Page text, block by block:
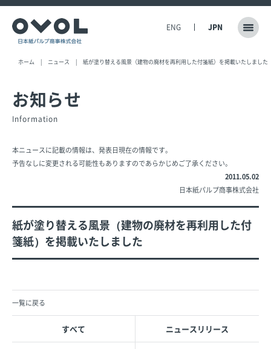
ENG JPN
ホーム ニュース 紙が塗り替える風景（建物の廃材を再利用した付箋紙）を掲載いたしました
お知らせ
Information
本ニュースに記載の情報は、発表日現在の情報です。
予告なしに変更される可能性もありますのであらかじめご了承ください。
2011.05.02
日本紙パルプ商事株式会社
紙が塗り替える風景（建物の廃材を再利用した付
箋紙）を掲載いたしました
一覧に戻る
すべて ニュースリリース